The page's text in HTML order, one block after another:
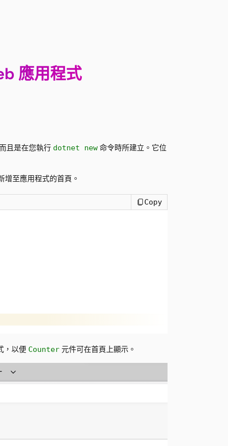
應用程式
且是在您執行 dotnet new命令時所建立。它位
增至應用程式的首頁。
Copy
，以便 Counter元件可在首頁上顯示。